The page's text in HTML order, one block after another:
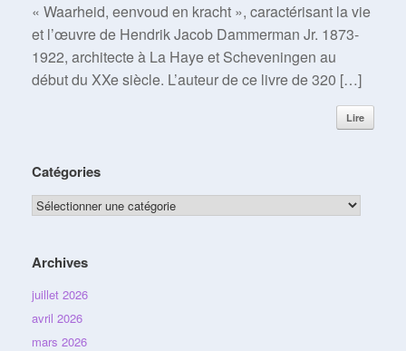
« Waarheid, eenvoud en kracht », caractérisant la vie
et l’œuvre de Hendrik Jacob Dammerman Jr. 1873-
1922, architecte à La Haye et Scheveningen au
début du XXe siècle. L’auteur de ce livre de 320 […]
Lire
Catégories
Catégories
Archives
juillet 2026
avril 2026
mars 2026